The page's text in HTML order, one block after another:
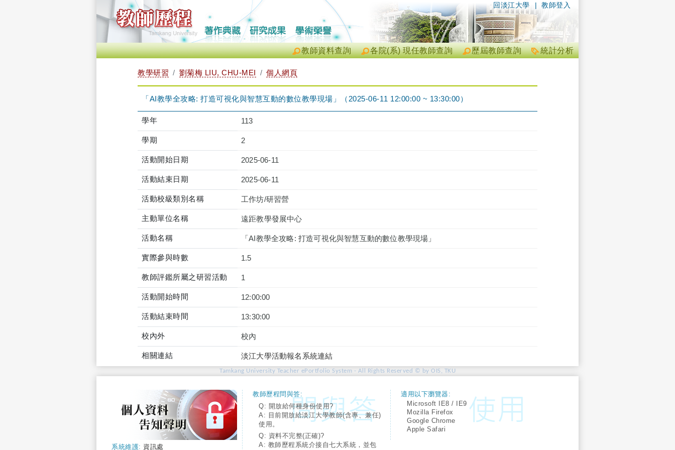
| 教師登入
回淡江大學
統計分析
歷屆教師查詢
各院(系) 現任教師查詢
教師資料查詢
教學研習 劉菊梅 LIU, CHU-MEI 個人網頁
「AI教學全攻略: 打造可視化與智慧互動的數位教學現場」（2025-06-11 12:00:00 ~ 13:30:00）
學年 113
學期 2
活動開始日期 2025-06-11
活動結束日期 2025-06-11
活動校級類別名稱 工作坊/研習營
主動單位名稱 遠距教學發展中心
活動名稱 「AI教學全攻略: 打造可視化與智慧互動的數位教學現場」
實際參與時數 1.5
教師評鑑所屬之研習活動 1
活動開始時間 12:00:00
活動結束時間 13:30:00
校內外 校內
相關連結 淡江大學活動報名系統連結
Tamkang University Teacher ePortfolio System - All Rights Reserved © by OIS, TKU
系統維護: 資訊處
教師歷程問與答:
Q: 開放給何種身份使用?
A: 目前開放給淡江大學教師(含專、兼任)
使用。
Q: 資料不完整(正確)?
A: 教師歷程系統介接自七大系統，並包
適用以下瀏覽器:
Microsoft IE8 / IE9
Mozilla Firefox
Google Chrome
Apple Safari